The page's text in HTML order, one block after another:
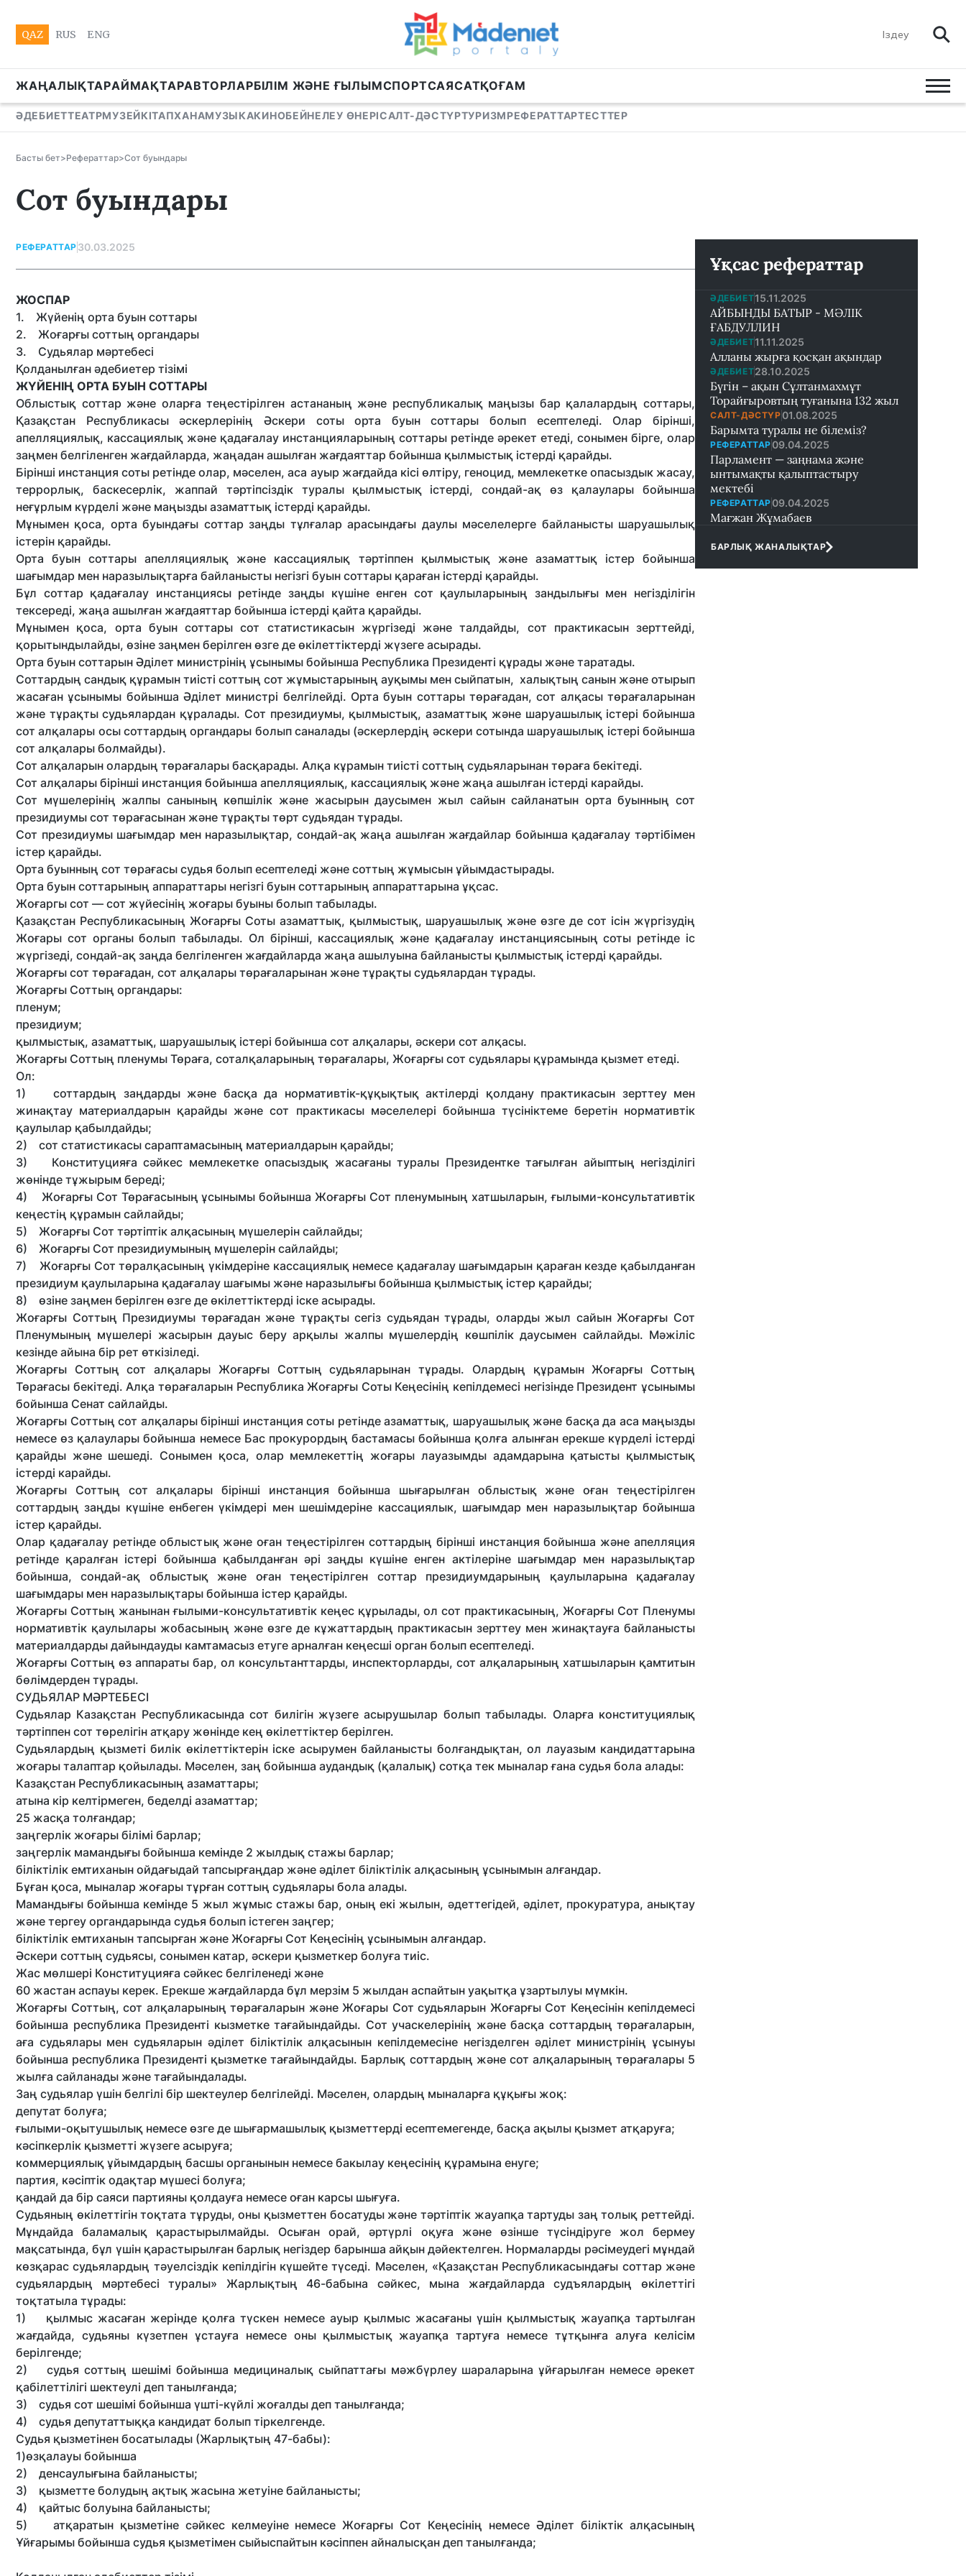
QAZ RUS ENG
ЖАҢАЛЫҚТАРАЙМАҚТАРАВТОРЛАРБІЛІМ ЖӘНЕ ҒЫЛЫМСПОРТСАЯСАТҚОҒАМ
ӘДЕБИЕТТЕАТРМУЗЕЙКІТАПХАНАМУЗЫКАКИНОБЕЙНЕЛЕУ ӨНЕРІСАЛТ-ДӘСТҮРТУРИЗМРЕФЕРАТТАРТЕСТТЕР
Басты бет>Рефераттар>Сот буындары
Сот буындары
РЕФЕРАТТАР 30.03.2025
ЖОСПАР
1. Жүйенің орта буын соттары
2. Жоғарғы соттың органдары
3. Судьялар мәртебесі
Қолданылған әдебиетер тізімі
ЖҮЙЕНІҢ ОРТА БУЫН СОТТАРЫ
Облыстық соттар және оларға теңестірілген астананың және республикалық маңызы бар қалалардың соттары,
Қазақстан Республикасы әскерлерінің Әскери соты орта буын соттары болып есептеледі. Олар бірінші,
апелляциялық, кассациялық және қадағалау инстанцияларының соттары ретінде әрекет етеді, сонымен бірге, олар
заңмен белгіленген жағдайларда, жаңадан ашылған жағдаяттар бойынша қылмыстық істерді қарайды.
Бірінші инстанция соты ретінде олар, мәселен, аса ауыр жағдайда кісі өлтіру, геноцид, мемлекетке опасыздык жасау,
террорлық, баскесерлік, жаппай тәртіпсіздік туралы қылмыстық істерді, сондай-ақ өз қалаулары бойынша
неғұрлым күрделі және маңызды азаматтық істерді қарайды.
Мұнымен қоса, орта буындағы соттар заңды тұлғалар арасындағы даулы мәселелерге байланысты шаруашылық
істерін қарайды.
Орта буын соттары апелляциялық және кассациялық тәртіппен қылмыстық және азаматтық істер бойынша
шағымдар мен наразылықтарға байланысты негізгі буын соттары қараған істерді қарайды.
Бұл соттар қадағалау инстанциясы ретінде заңды күшіне енген сот қаулыларының зандылығы мен негізділігін
тексереді, жаңа ашылған жағдаяттар бойынша істерді қайта қарайды.
Мұнымен қоса, орта буын соттары сот статистикасын жүргізеді және талдайды, сот практикасын зерттейді,
қорытындылайды, өзіне заңмен берілген өзге де өкілеттіктерді жүзеге асырады.
Орта буын соттарын Әділет министрінің ұсынымы бойынша Республика Президенті құрады және таратады.
Соттардың сандық құрамын тиісті соттың сот жұмыстарының ауқымы мен сыйпатын, халықтың санын және отырып
жасаған ұсынымы бойынша Әділет министрі белгілейді. Орта буын соттары төрағадан, сот алқасы төрағаларынан
және тұрақты судьялардан құралады. Сот президиумы, қылмыстық, азаматтық және шаруашылық істері бойынша
сот алқалары осы соттардың органдары болып саналады (әскерлердің әскери сотында шаруашылық істері бойынша
сот алқалары болмайды).
Сот алқаларын олардың төрағалары басқарады. Алқа кұрамын тиісті соттың судьяларынан төраға бекітеді.
Сот алқалары бірінші инстанция бойынша апелляциялық, кассациялық және жаңа ашылған істерді карайды.
Сот мүшелерінің жалпы санының көпшілік және жасырын даусымен жыл сайын сайланатын орта буынның сот
президиумы сот төрағасынан және тұрақты төрт судьядан тұрады.
Сот президиумы шағымдар мен наразылықтар, сондай-ақ жаңа ашылған жағдайлар бойынша қадағалау тәртібімен
істер қарайды.
Орта буынның сот төрағасы судья болып есептеледі және соттың жұмысын ұйымдастырады.
Орта буын соттарының аппараттары негізгі буын соттарының аппараттарына ұқсас.
Жоғаргы сот — сот жүйесінің жоғары буыны болып табылады.
Қазақстан Республикасының Жоғарғы Соты азаматтық, қылмыстық, шаруашылық және өзге де сот ісін жүргізудің
Жоғары сот органы болып табылады. Ол бірінші, кассациялық және қадағалау инстанциясының соты ретінде іс
жүргізеді, сондай-ақ заңда белгіленген жағдайларда жаңа ашылуына байланысты қылмыстық істерді қарайды.
Жоғарғы сот төрағадан, сот алқалары төрағаларынан және тұрақты судьялардан тұрады.
Жоғарғы Соттың органдары:
пленум;
президиум;
қылмыстық, азаматтық, шаруашылық істері бойынша сот алқалары, әскери сот алқасы.
Жоғарғы Соттың пленумы Төраға, соталқаларының төрағалары, Жоғарғы сот судьялары құрамында қызмет етеді.
Ол:
1) соттардың заңдарды және басқа да нормативтік-құқықтық актілерді қолдану практикасын зерттеу мен
жинақтау материалдарын қарайды және сот практикасы мәселелері бойынша түсініктеме беретін нормативтік
қаулылар қабылдайды;
2) сот статистикасы сараптамасының материалдарын қарайды;
3) Конституцияға сәйкес мемлекетке опасыздық жасағаны туралы Президентке тағылған айыптың негізділігі
жөнінде тұжырым береді;
4) Жоғарғы Сот Төрағасының ұсынымы бойынша Жоғарғы Сот пленумының хатшыларын, ғылыми-консультативтік
кеңестің құрамын сайлайды;
5) Жоғарғы Сот тәртіптік алқасының мүшелерін сайлайды;
6) Жоғарғы Сот президиумының мүшелерін сайлайды;
7) Жоғарғы Сот төралқасының үкімдеріне кассациялық немесе қадағалау шағымдарын қараған кезде қабылданған
президиум қаулыларына қадағалау шағымы және наразылығы бойынша қылмыстық істер қарайды;
8) өзіне заңмен берілген өзге де өкілеттіктерді іске асырады.
Жоғарғы Соттың Президиумы төрағадан және тұрақты сегіз судьядан тұрады, оларды жыл сайын Жоғарғы Сот
Пленумының мүшелері жасырын дауыс беру арқылы жалпы мүшелердің көшпілік даусымен сайлайды. Мәжіліс
кезінде айына бір рет өткізіледі.
Жоғарғы Соттың сот алқалары Жоғарғы Соттың судьяларынан тұрады. Олардың құрамын Жоғарғы Соттың
Төрағасы бекітеді. Алқа төрағаларын Республика Жоғарғы Соты Кеңесінің кепілдемесі негізінде Президент ұсынымы
бойынша Сенат сайлайды.
Жоғарғы Соттың сот алқалары бірінші инстанция соты ретінде азаматтық, шаруашылық және басқа да аса маңызды
немесе өз қалаулары бойынша немесе Бас прокурордың бастамасы бойынша қолға алынған ерекше күрделі істерді
қарайды және шешеді. Сонымен қоса, олар мемлекеттің жоғары лауазымды адамдарына қатысты қылмыстық
істерді карайды.
Жоғарғы Соттың сот алқалары бірінші инстанция бойынша шығарылған облыстық және оған теңестірілген
соттардың заңды күшіне енбеген үкімдері мен шешімдеріне кассациялык, шағымдар мен наразылықтар бойынша
істер қарайды.
Олар қадағалау ретінде облыстық және оған теңестірілген соттардың бірінші инстанция бойынша және апелляция
ретінде қаралған істері бойынша қабылданған әрі заңды күшіне енген актілеріне шағымдар мен наразылықтар
бойынша, сондай-ақ облыстық және оған теңестірілген соттар президиумдарының қаулыларына қадағалау
шағымдары мен наразылықтары бойынша істер қарайды.
Жоғарғы Соттың жанынан ғылыми-консультативтік кеңес құрылады, ол сот практикасының, Жоғарғы Сот Пленумы
нормативтік қаулылары жобасының және өзге де кұжаттардың практикасын зерттеу мен жинақтауға байланысты
материалдарды дайындауды камтамасыз етуге арналған кеңесші орган болып есептеледі.
Жоғарғы Соттың өз аппараты бар, ол консультанттарды, инспекторларды, сот алқаларының хатшыларын қамтитын
бөлімдерден тұрады.
СУДЬЯЛАР МӘРТЕБЕСІ
Судьялар Казақстан Республикасында сот билігін жүзеге асырушылар болып табылады. Оларға конституциялық
тәртіппен сот төрелігін атқару жөнінде кең өкілеттіктер берілген.
Судьялардың қызметі билік өкілеттіктерін іске асырумен байланысты болғандықтан, ол лауазым кандидаттарына
жоғары талаптар қойылады. Мәселен, заң бойынша аудандық (қалалық) сотқа тек мыналар ғана судья бола алады:
Казақстан Республикасының азаматтары;
атына кір келтірмеген, беделді азаматтар;
25 жасқа толғандар;
заңгерлік жоғары білімі барлар;
заңгерлік мамандығы бойынша кемінде 2 жылдық стажы барлар;
біліктілік емтиханын ойдағыдай тапсырғаңдар және әділет біліктілік алқасының ұсынымын алғандар.
Бұған қоса, мыналар жоғары тұрған соттың судьялары бола алады.
Мамандығы бойынша кемінде 5 жыл жұмыс стажы бар, оның екі жылын, әдеттегідей, әділет, прокуратура, анықтау
және тергеу органдарында судья болып істеген заңгер;
біліктілік емтиханын тапсырған және Жоғарғы Сот Кеңесінің ұсынымын алғандар.
Әскери соттың судьясы, сонымен катар, әскери қызметкер болуға тиіс.
Жас мөлшері Конституцияға сәйкес белгіленеді және
60 жастан аспауы керек. Ерекше жағдайларда бұл мерзім 5 жылдан аспайтын уақытқа ұзартылуы мүмкін.
Жоғарғы Соттың, сот алқаларының төрағаларын және Жоғары Сот судьяларын Жоғарғы Сот Кеңесінін кепілдемесі
бойынша республика Президенті кызметке тағайындайды. Сот учаскелерінің және басқа соттардың төрағаларын,
аға судьялары мен судьяларын әділет біліктілік алқасынын кепілдемесіне негізделген әділет министрінің ұсынуы
бойынша республика Президенті қызметке тағайындайды. Барлық соттардың және сот алқаларының төрағалары 5
жылға сайланады және тағайындалады.
Заң судьялар үшін белгілі бір шектеулер белгілейді. Мәселен, олардың мыналарға құқығы жоқ:
депутат болуға;
ғылыми-оқытушылық немесе өзге де шығармашылық қызметтерді есептемегенде, басқа ақылы қызмет атқаруға;
кәсіпкерлік қызметті жүзеге асыруға;
коммерциялық ұйымдардың басшы органынын немесе бакылау кеңесінің құрамына енуге;
партия, кәсіптік одақтар мүшесі болуға;
қандай да бір саяси партияны қолдауға немесе оған карсы шығуға.
Судьяның өкілеттігін тоқтата тұруды, оны қызметтен босатуды және тәртіптік жауапқа тартуды заң толық реттейді.
Мұндайда баламалық қарастырылмайды. Осыған орай, әртүрлі оқуға және өзінше түсіндіруге жол бермеу
мақсатында, бұл үшін қарастырылған барлық негіздер барынша айқын дәйектелген. Нормаларды рәсімеудегі мұндай
көзқарас судьялардың тәуелсіздік кепілдігін күшейте түседі. Мәселен, «Қазақстан Республикасындағы соттар және
судьялардың мәртебесі туралы» Жарлықтың 46-бабына сәйкес, мына жағдайларда судъялардың өкілеттігі
тоқтатыла тұрады:
1) қылмыс жасаған жерінде қолға түскен немесе ауыр қылмыс жасағаны үшін қылмыстық жауапқа тартылған
жағдайда, судьяны күзетпен ұстауға немесе оны қылмыстық жауапқа тартуға немесе тұтқынға алуға келісім
берілгенде;
2) судья соттың шешімі бойынша медициналық сыйпаттағы мәжбүрлеу шараларына ұйғарылған немесе әрекет
қабілеттілігі шектеулі деп танылғанда;
3) судья сот шешімі бойынша үшті-күйлі жоғалды деп танылғанда;
4) судья депутаттыққа кандидат болып тіркелгенде.
Судья қызметінен босатылады (Жарлықтың 47-бабы):
1)өзқалауы бойынша
2) денсаулығына байланысты;
3) қызметте болудың ақтық жасына жетуіне байланысты;
4) қайтыс болуына байланысты;
5) атқаратын қызметіне сәйкес келмеуіне немесе Жоғарғы Сот Кеңесінің немесе Әділет біліктік алқасының
Ұйғарымы бойынша судья қызметімен сыйыспайтын кәсіппен айналысқан деп танылғанда;
Ұқсас рефераттар
ӘДЕБИЕТ15.11.2025
АЙБЫНДЫ БАТЫР - МӘЛІК
ҒАБДУЛЛИН
ӘДЕБИЕТ11.11.2025
Алланы жырға қосқан ақындар
ӘДЕБИЕТ28.10.2025
Бүгін – ақын Сұлтанмахмұт
Торайғыровтың туғанына 132 жыл
САЛТ-ДӘСТҮР 01.08.2025
Барымта туралы не білеміз?
РЕФЕРАТТАР 09.04.2025
Парламент — заңнама және
ынтымақты қалыптастыру
мектебi
РЕФЕРАТТАР 09.04.2025
Мағжан Жұмабаев
БАРЛЫҚ ЖАНАЛЫҚТАР